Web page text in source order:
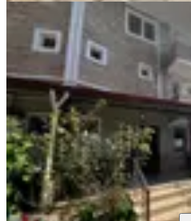
KOMBİLİ
Konut
Yıldıztepe
Nazilli,
6+1
·350 m²·
13.000.000 ₺
Duru EmlakMuammer Duru
Ara